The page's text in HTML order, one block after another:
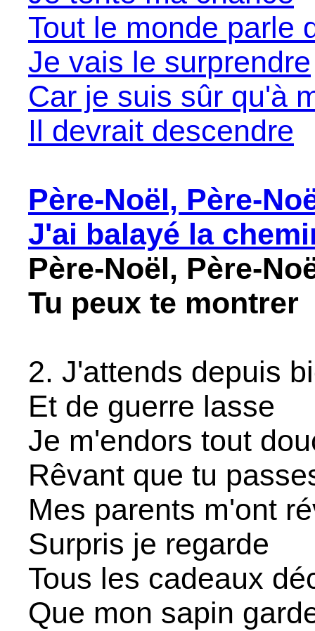
Tout le monde parle
Je vais le surprendre
Car je suis sûr qu'à
Il devrait descendre
Père-Noël, Père-
J'ai balayé la
Père-Noël, Père-
Tu peux te montrer
2. J'attends depuis
Et de guerre lasse
Je m'endors tout
Rêvant que tu
Mes parents m'ont
Surpris je regarde
Tous les cadeaux
Que mon sapin